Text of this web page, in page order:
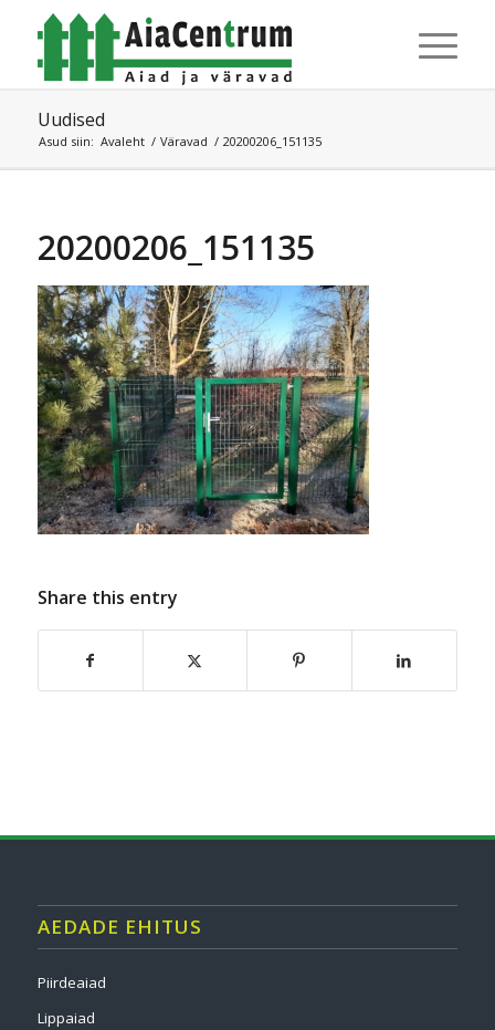
Uudised
Asud siin: Avaleht / Väravad / 20200206_151135
20200206_151135
Share this entry
AEDADE EHITUS
Piirdeaiad
Lippaiad